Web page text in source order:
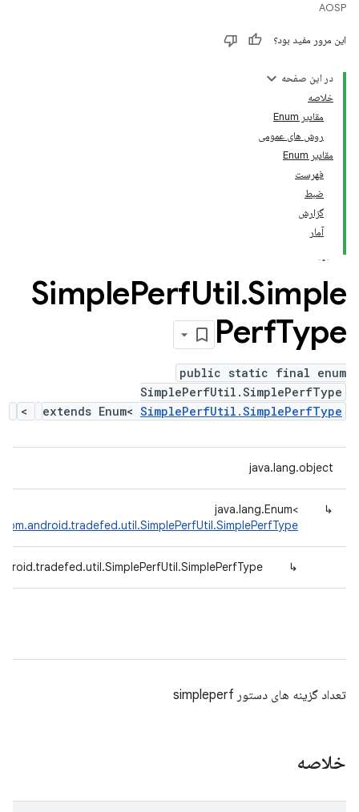
AOSP
این مرور مفید بود؟
در این صفحه
خلاصه
مقادیر Enum
روش های عمومی
مقادیر Enum
فهرست
ضبط
گزارش
آمار
SimplePerfUtil.Simple
PerfType
public static final enum
SimplePerfUtil.SimplePerfType
extends Enum< SimplePerfUtil.SimplePerfType
>
java.lang.object
↳
java.lang.Enum<
com.android.tradefed.util.SimplePerfUtil.SimplePerfType
↳
تعداد گزینه های دستور simpleperf
خلاصه